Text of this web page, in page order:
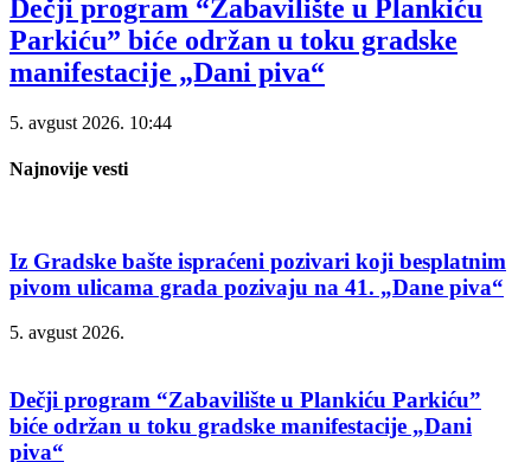
Dečji program “Zabavilište u Plankiću
Parkiću” biće održan u toku gradske
manifestacije „Dani piva“
5. avgust 2026. 10:44
Najnovije vesti
Iz Gradske bašte ispraćeni pozivari koji besplatnim
pivom ulicama grada pozivaju na 41. „Dane piva“
5. avgust 2026.
Dečji program “Zabavilište u Plankiću Parkiću”
biće održan u toku gradske manifestacije „Dani
piva“